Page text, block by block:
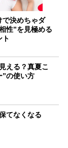
で決めちゃダ
性”を見極める
ト
える？真夏こ
”の使い方
てなくなる